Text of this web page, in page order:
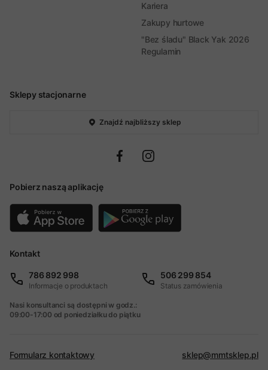
Sklepy stacjonarne
Znajdź najbliższy sklep
Pobierz naszą aplikację
Kariera
Zakupy hurtowe
"Bez śladu" Black Yak 2026
Regulamin
Kontakt
786 892 998
Informacje o produktach
506 299 854
Status zamówienia
Nasi konsultanci są dostępni w godz.:
09:00-17:00 od poniedziałku do piątku
Formularz kontaktowy sklep@mmtsklep.pl